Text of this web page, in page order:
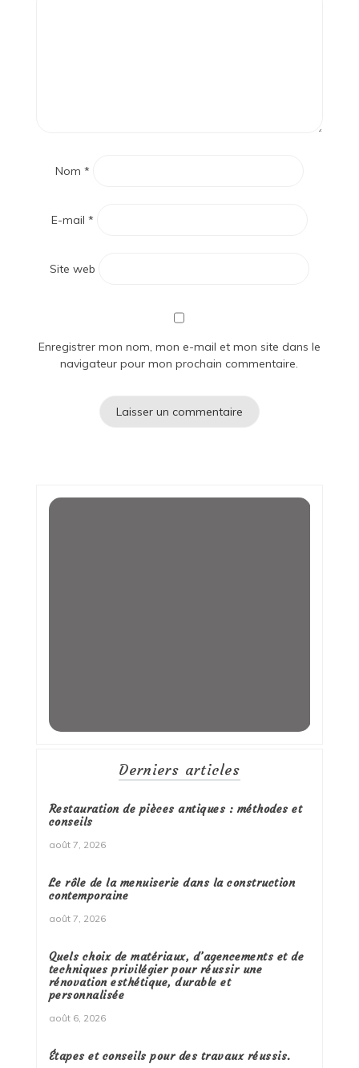
Nom *
E-mail *
Site web
Enregistrer mon nom, mon e-mail et mon site dans le
navigateur pour mon prochain commentaire.
Derniers articles
Restauration de pièces antiques : méthodes et
conseils
août 7, 2026
Le rôle de la menuiserie dans la construction
contemporaine
août 7, 2026
Quels choix de matériaux, d’agencements et de
techniques privilégier pour réussir une
rénovation esthétique, durable et
personnalisée
août 6, 2026
Étapes et conseils pour des travaux réussis.